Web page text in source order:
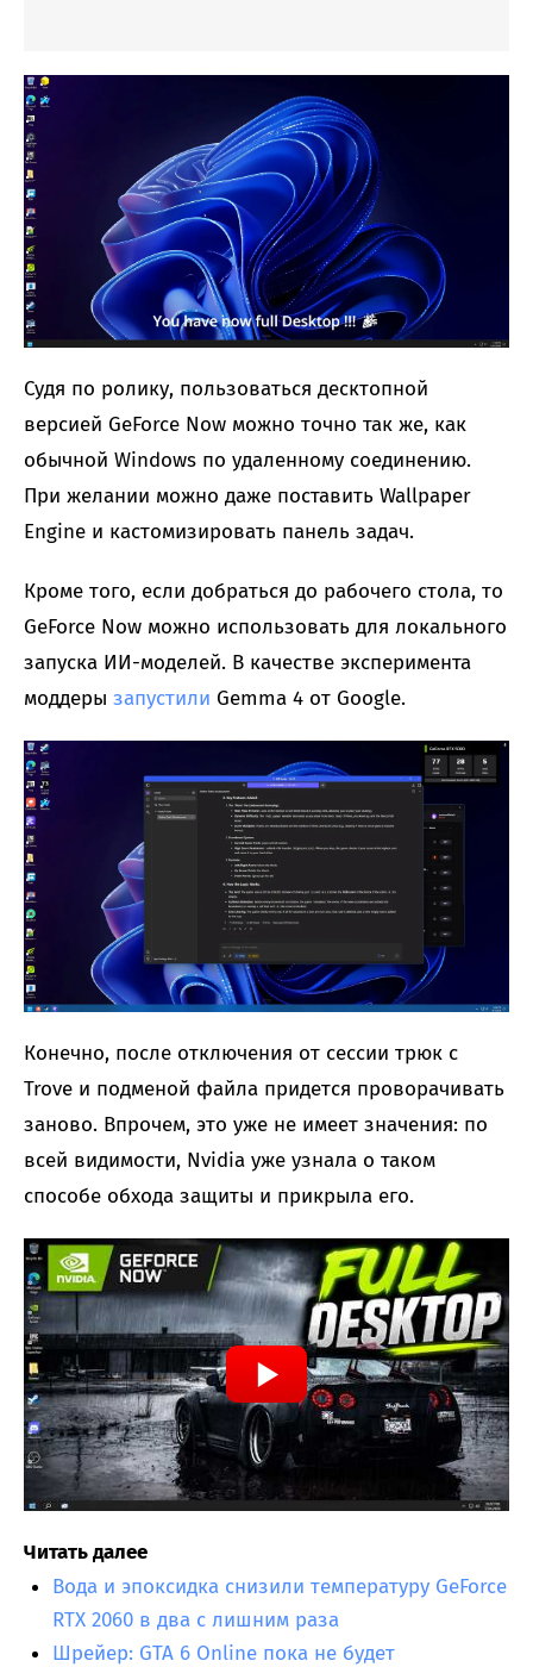
Судя по ролику, пользоваться десктопной
версией GeForce Now можно точно так же, как
обычной Windows по удаленному соединению.
При желании можно даже поставить Wallpaper
Engine и кастомизировать панель задач.
Кроме того, если добраться до рабочего стола, то
GeForce Now можно использовать для локального
запуска ИИ-моделей. В качестве эксперимента
моддеры запустили Gemma 4 от Google.
Конечно, после отключения от сессии трюк с
Trove и подменой файла придется проворачивать
заново. Впрочем, это уже не имеет значения: по
всей видимости, Nvidia уже узнала о таком
способе обхода защиты и прикрыла его.
Читать далее
Вода и эпоксидка снизили температуру GeForce
RTX 2060 в два с лишним раза
Шрейер: GTA 6 Online пока не будет